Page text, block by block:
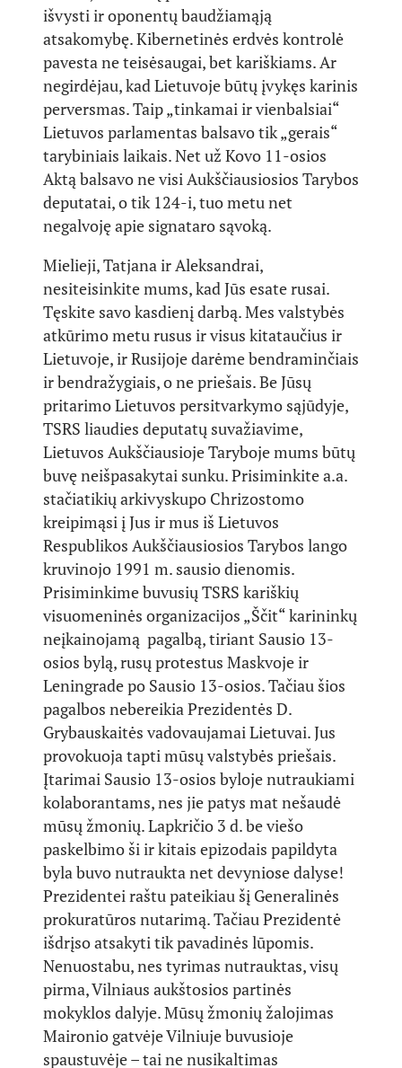
išvysti ir oponentų baudžiamąją
atsakomybę. Kibernetinės erdvės kontrolė
pavesta ne teisėsaugai, bet kariškiams. Ar
negirdėjau, kad Lietuvoje būtų įvykęs karinis
perversmas. Taip „tinkamai ir vienbalsiai“
Lietuvos parlamentas balsavo tik „gerais“
tarybiniais laikais. Net už Kovo 11-osios
Aktą balsavo ne visi Aukščiausiosios Tarybos
deputatai, o tik 124-i, tuo metu net
negalvoję apie signataro sąvoką.
Mielieji, Tatjana ir Aleksandrai,
nesiteisinkite mums, kad Jūs esate rusai.
Tęskite savo kasdienį darbą. Mes valstybės
atkūrimo metu rusus ir visus kitataučius ir
Lietuvoje, ir Rusijoje darėme bendraminčiais
ir bendražygiais, o ne priešais. Be Jūsų
pritarimo Lietuvos persitvarkymo sąjūdyje,
TSRS liaudies deputatų suvažiavime,
Lietuvos Aukščiausioje Taryboje mums būtų
buvę neišpasakytai sunku. Prisiminkite a.a.
stačiatikių arkivyskupo Chrizostomo
kreipimąsi į Jus ir mus iš Lietuvos
Respublikos Aukščiausiosios Tarybos lango
kruvinojo 1991 m. sausio dienomis.
Prisiminkime buvusių TSRS kariškių
visuomeninės organizacijos „Ščit“ karininkų
neįkainojamą pagalbą, tiriant Sausio 13-
osios bylą, rusų protestus Maskvoje ir
Leningrade po Sausio 13-osios. Tačiau šios
pagalbos nebereikia Prezidentės D.
Grybauskaitės vadovaujamai Lietuvai. Jus
provokuoja tapti mūsų valstybės priešais.
Įtarimai Sausio 13-osios byloje nutraukiami
kolaborantams, nes jie patys mat nešaudė
mūsų žmonių. Lapkričio 3 d. be viešo
paskelbimo ši ir kitais epizodais papildyta
byla buvo nutraukta net devyniose dalyse!
Prezidentei raštu pateikiau šį Generalinės
prokuratūros nutarimą. Tačiau Prezidentė
išdrįso atsakyti tik pavadinės lūpomis.
Nenuostabu, nes tyrimas nutrauktas, visų
pirma, Vilniaus aukštosios partinės
mokyklos dalyje. Mūsų žmonių žalojimas
Maironio gatvėje Vilniuje buvusioje
spaustuvėje – tai ne nusikaltimas